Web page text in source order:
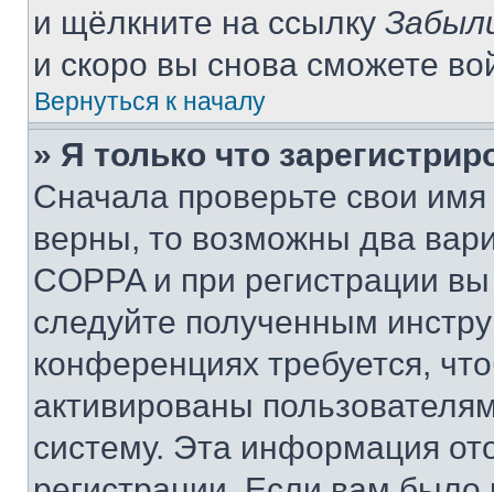
и щёлкните на ссылку
и скоро вы снова сможете
Вернуться к началу
» Я только что
Сначала проверьте свои
верны, то возможны два
COPPA и при регистрации
следуйте полученным
конференциях требуется,
активированы
систему. Эта информация